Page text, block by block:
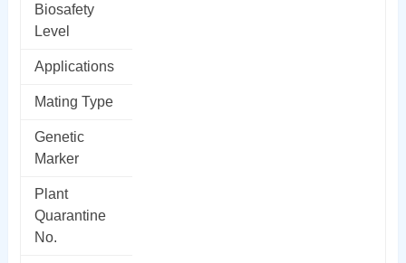
Biosafety
Level
Applications
Mating Type
Genetic
Marker
Plant
Quarantine
No.